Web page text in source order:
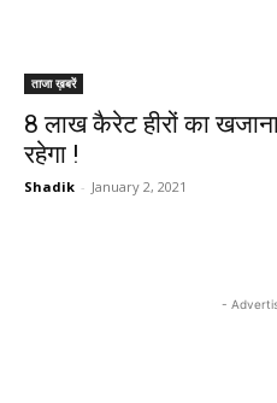
ताजा ख़बरें
8 लाख कैरेट हीरों का
रहेगा !
Shadik - January 2, 2021
-